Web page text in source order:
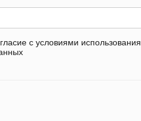
с условиями использования